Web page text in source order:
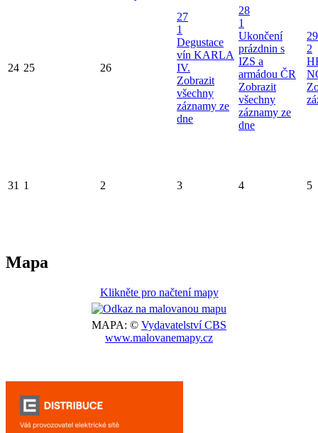
24 25 26
27
1
Degustace
vín KARLA
IV.
Zobrazit
všechny
záznamy ze
dne
28
1
Ukončení
prázdnin s
IZS a
armádou ČR
Zobrazit
všechny
záznamy ze
dne
29
2
31 1 2 3 4 5
Mapa
Klikněte pro načtení mapy
MAPA: © Vydavatelství CBS
www.malovanemapy.cz